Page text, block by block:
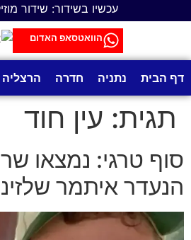
עכשיו בשידור: שידור
הוואטסאפ האדום
דף הבית נתניה חדרה הרצליה
תגית: עין חוד
סוף טרגי: נמצאו
הנעדר איתמר